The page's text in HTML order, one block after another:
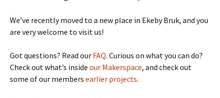
We’ve recently moved to a new place in Ekeby Bruk, and you
are very welcome to visit us!
Got questions? Read our FAQ. Curious on what you can do?
Check out what’s inside our Makerspace, and check out
some of our members earlier projects.